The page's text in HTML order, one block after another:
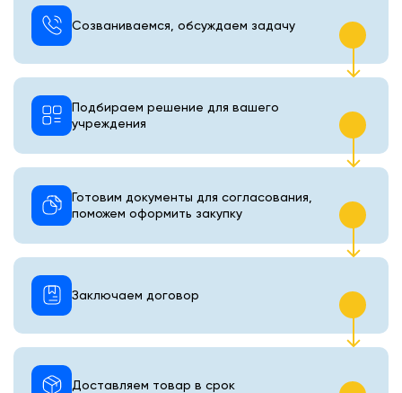
Созваниваемся, обсуждаем задачу
Подбираем решение для вашего
учреждения
Готовим документы для согласования,
поможем оформить закупку
Доставляем товар в срок
Заключаем договор